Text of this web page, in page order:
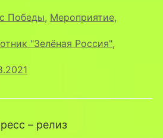
Победы, Мероприятие,
"Зелёная Россия",
– релиз